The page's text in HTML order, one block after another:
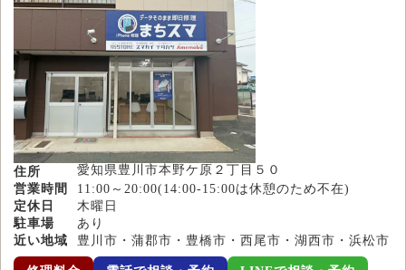
住所
愛知県豊川市本野ケ原２丁目５０
営業時間
11:00～20:00(14:00-15:00は休憩のため不在)
定休日
木曜日
駐車場
あり
近い地域
豊川市・蒲郡市・豊橋市・西尾市・湖西市・浜松市